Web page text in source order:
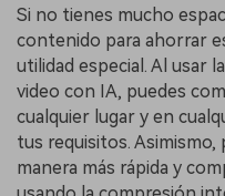
Si no tienes mucho
contenido para ahorrar
utilidad especial. Al usar
video con IA, puedes
cualquier lugar y en
tus requisitos. Asimismo,
manera más rápida y